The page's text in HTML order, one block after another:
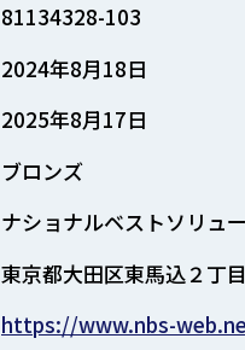
81134328-103
2024年8月18日
2025年8月17日
ブロンズ
ナショナルベストソリュ
東京都大田区東馬込２丁
https://www.nbs-